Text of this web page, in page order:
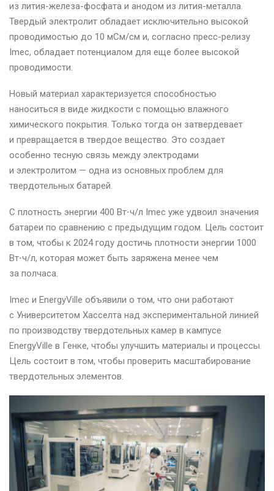
из лития-железа-фосфата и анодом из лития-металла.
Твердый электролит обладает исключительно высокой
проводимостью до 10 мСм/см и, согласно пресс-релизу
Imec, обладает потенциалом для еще более высокой
проводимости.
Новый материал характеризуется способностью
наноситься в виде жидкости с помощью влажного
химического покрытия. Только тогда он затвердевает
и превращается в твердое вещество. Это создает
особенно тесную связь между электродами
и электролитом — одна из основных проблем для
твердотельных батарей.
С плотность энергии 400 Вт⋅ч/л Imec уже удвоил значения
батареи по сравнению с предыдущим годом. Цель состоит
в том, чтобы к 2024 году достичь плотности энергии 1000
Вт⋅ч/л, которая может быть заряжена менее чем
за полчаса.
Imec и EnergyVille объявили о том, что они работают
с Университетом Хасселта над экспериментальной линией
по производству твердотельных камер в кампусе
EnergyVille в Генке, чтобы улучшить материалы и процессы.
Цель состоит в том, чтобы проверить масштабирование
твердотельных элементов.